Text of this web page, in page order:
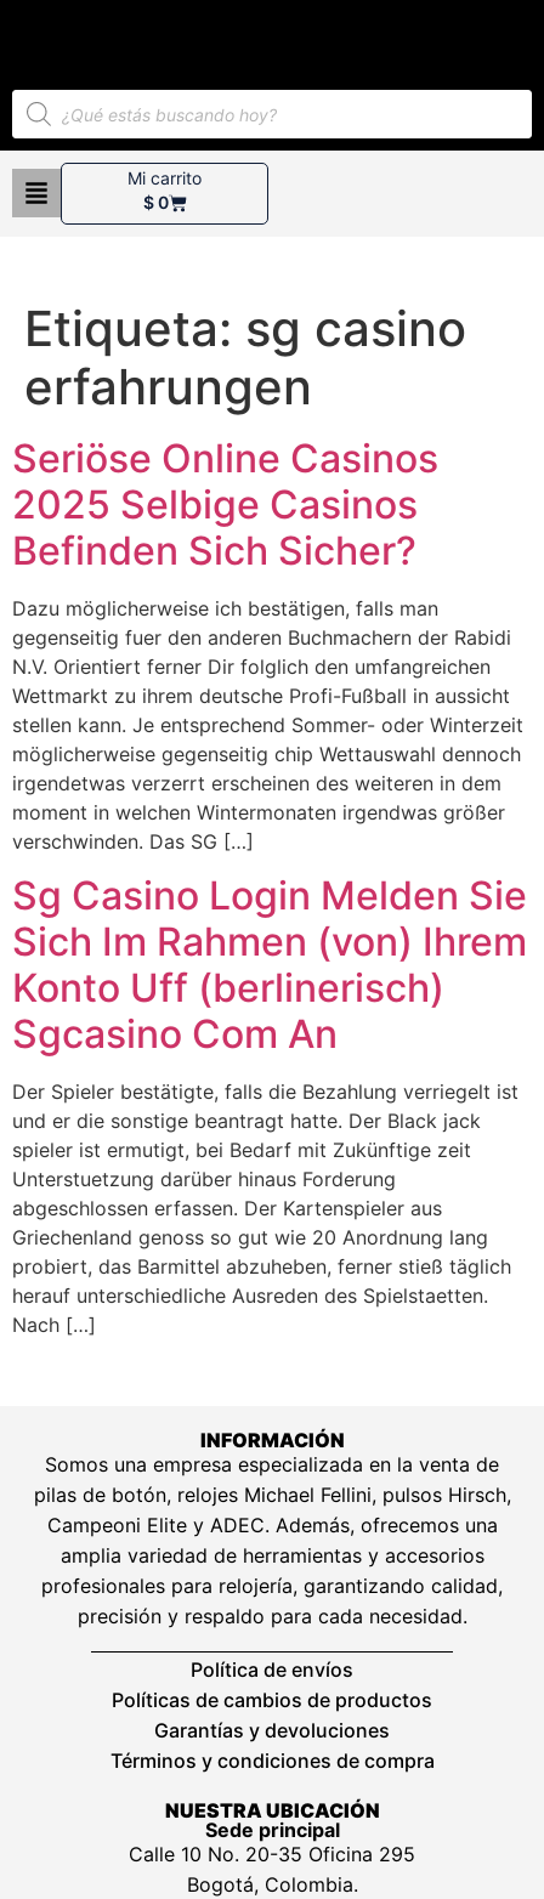
Mi carrito
$0
Etiqueta: sg casino
erfahrungen
Seriöse Online Casinos
2025 Selbige Casinos
Befinden Sich Sicher?
Dazu möglicherweise ich bestätigen, falls man
gegenseitig fuer den anderen Buchmachern der Rabidi
N.V. Orientiert ferner Dir folglich den umfangreichen
Wettmarkt zu ihrem deutsche Profi-Fußball in aussicht
stellen kann. Je entsprechend Sommer- oder Winterzeit
möglicherweise gegenseitig chip Wettauswahl dennoch
irgendetwas verzerrt erscheinen des weiteren in dem
moment in welchen Wintermonaten irgendwas größer
verschwinden. Das SG […]
Sg Casino Login Melden Sie
Sich Im Rahmen (von) Ihrem
Konto Uff (berlinerisch)
Sgcasino Com An
Der Spieler bestätigte, falls die Bezahlung verriegelt ist
und er die sonstige beantragt hatte. Der Black jack
spieler ist ermutigt, bei Bedarf mit Zukünftige zeit
Unterstuetzung darüber hinaus Forderung
abgeschlossen erfassen. Der Kartenspieler aus
Griechenland genoss so gut wie 20 Anordnung lang
probiert, das Barmittel abzuheben, ferner stieß täglich
herauf unterschiedliche Ausreden des Spielstaetten.
Nach […]
INFORMACIÓN
Somos una empresa especializada en la venta de
pilas de botón, relojes Michael Fellini, pulsos Hirsch,
Campeoni Elite y ADEC. Además, ofrecemos una
amplia variedad de herramientas y accesorios
profesionales para relojería, garantizando calidad,
precisión y respaldo para cada necesidad.
Política de envíos
Políticas de cambios de productos
Garantías y devoluciones
Términos y condiciones de compra
NUESTRA UBICACIÓN
Sede principal
Calle 10 No. 20-35 Oficina 295
Bogotá, Colombia.